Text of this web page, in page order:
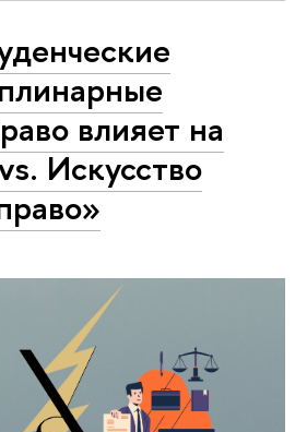
влияет на
Искусство